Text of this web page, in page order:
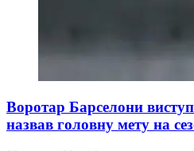
Воротар Барселони
назвав головну мету на